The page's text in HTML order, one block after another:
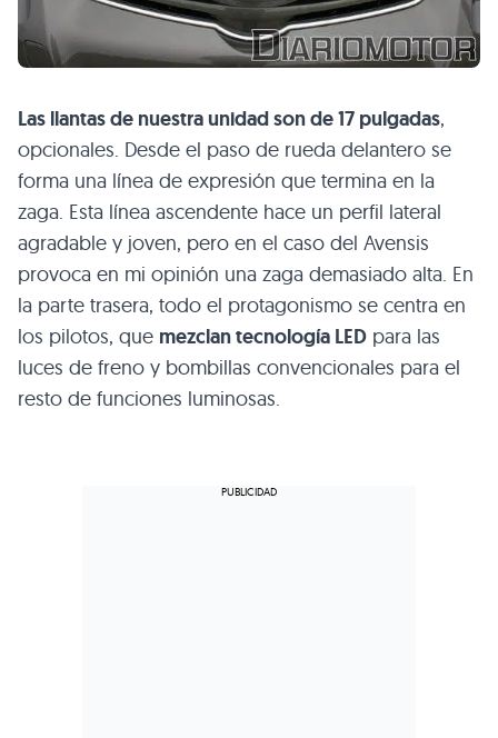
Las llantas de nuestra unidad son de 17 pulgadas,
opcionales. Desde el paso de rueda delantero se
forma una línea de expresión que termina en la
zaga. Esta línea ascendente hace un perfil lateral
agradable y joven, pero en el caso del Avensis
provoca en mi opinión una zaga demasiado alta. En
la parte trasera, todo el protagonismo se centra en
los pilotos, que mezclan tecnología LED para las
luces de freno y bombillas convencionales para el
resto de funciones luminosas.